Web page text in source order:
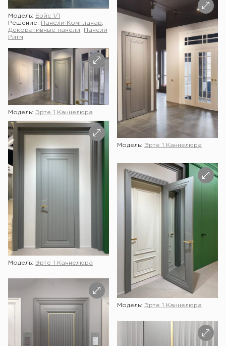
Модель:
Бэйс 1/1
Решение:
Панели Компланар
Декоративные панели
Панели
Ритм
Модель: Эрте 1 Каннелюра
Модель: Эрте 1 Каннелюра
Модель: Эрте 1 Каннелюра
Модель: Эрте 1 Каннелюра